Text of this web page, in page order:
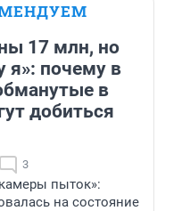
17 млн, но
я»: почему в
в
добиться
3
пыток»:
на состояние